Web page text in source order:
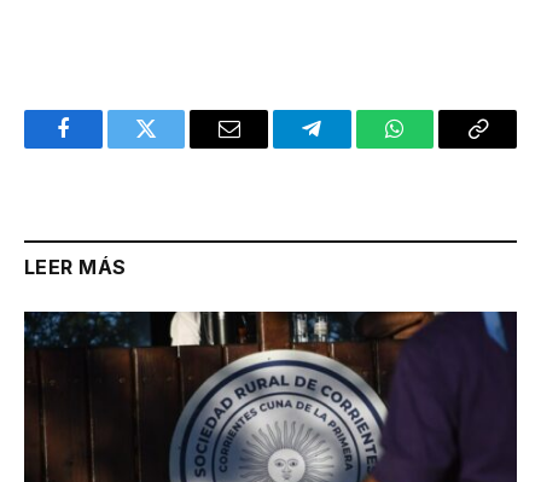
FacebookTwitter Email TelegramWhatsAppCopy
LEER MÁS